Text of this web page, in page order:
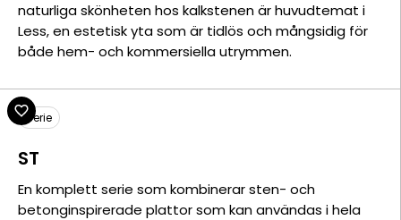
naturliga skönheten hos kalkstenen är huvudtemat i
Less, en estetisk yta som är tidlös och mångsidig för
både hem- och kommersiella utrymmen.
Serie
ST
En komplett serie som kombinerar sten- och
betonginspirerade plattor som kan användas i hela